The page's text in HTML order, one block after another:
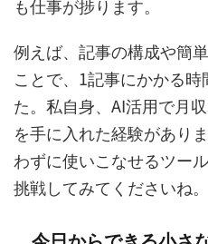
も仕事が捗ります。
例えば、記事の構成や簡
ことで、1記事にかかる
た。私自身、AI活用で月
を手に入れた経験があり
わずに使いこなせるツー
挑戦してみてくださいね。